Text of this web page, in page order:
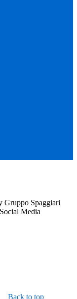
Gruppo Spaggiari
Media
Back to top